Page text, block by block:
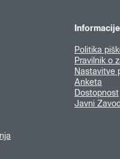
Informacije
Politika
Pravilnik o
Nastavitve
Anketa
Dostopnost
Javni